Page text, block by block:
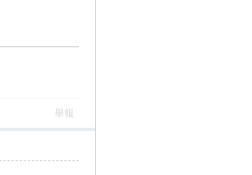
舉報